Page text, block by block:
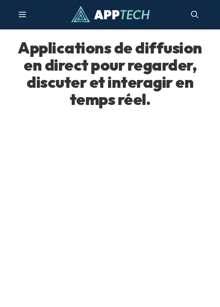
contenu
Menu
Applications de diffusion
en direct pour regarder,
discuter et interagir en
temps réel.